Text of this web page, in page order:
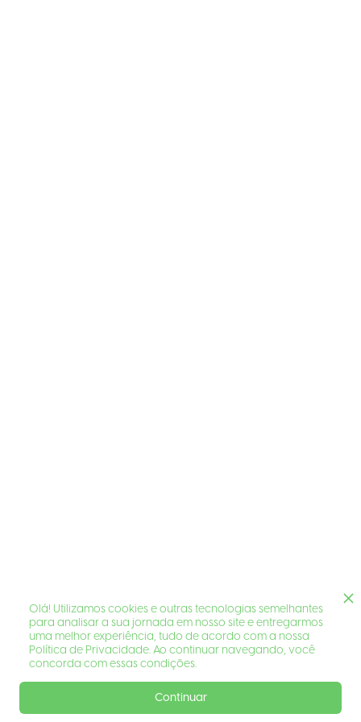
Olá! Utilizamos cookies e outras tecnologias semelhantes
para analisar a sua jornada em nosso site e entregarmos
uma melhor experiência, tudo de acordo com a nossa
Política de Privacidade. Ao continuar navegando, você
concorda com essas condições.
Continuar